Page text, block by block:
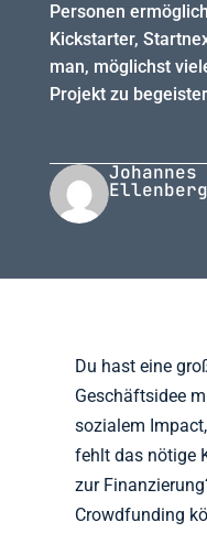
Personen
Kickstarter,
man, möglichst
Projekt zu
Johannes
Ellenberg
Du hast eine
Geschäftsidee
sozialem
fehlt das nötige
zur
Crowdfunding